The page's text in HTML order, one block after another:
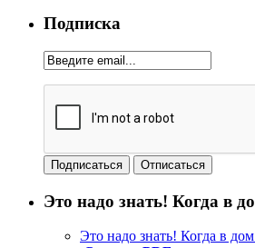
Подписка
Это надо знать! Когда в
Это надо знать! Когда в